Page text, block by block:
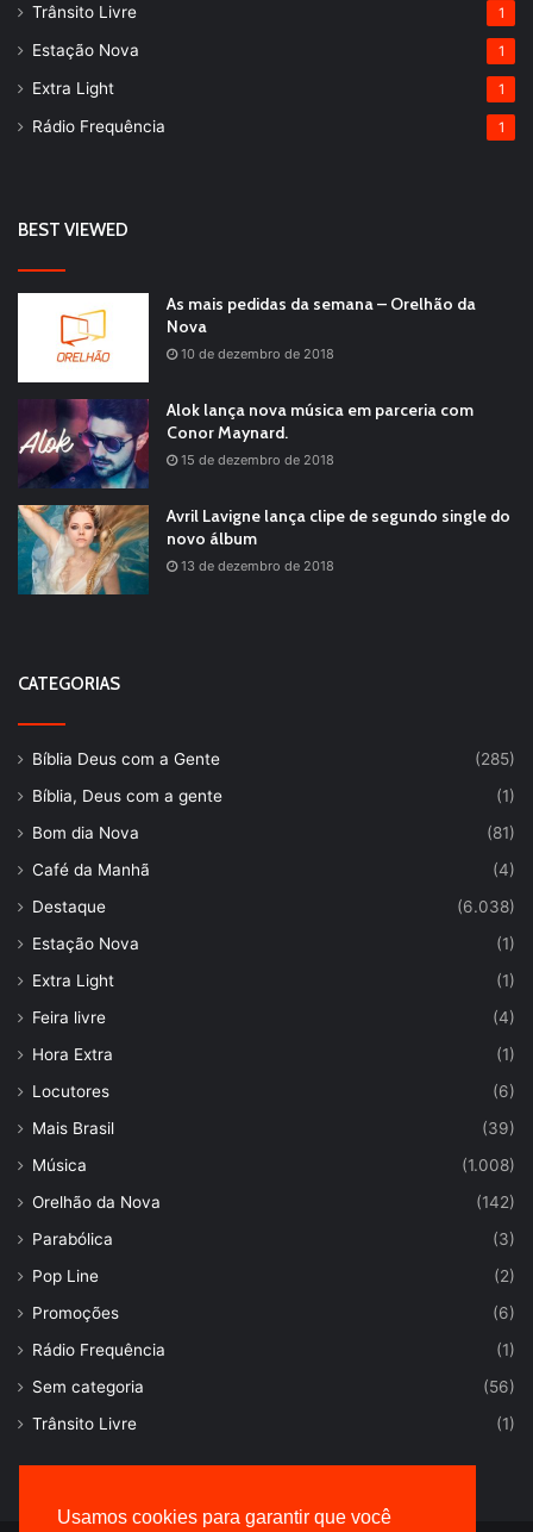
Usamos cookies para garantir que você
Trânsito Livre 1
Estação Nova 1
Extra Light 1
Rádio Frequência 1
BEST VIEWED
As mais pedidas da semana – Orelhão da
Nova
10 de dezembro de 2018
Alok lança nova música em parceria com
Conor Maynard.
15 de dezembro de 2018
Avril Lavigne lança clipe de segundo single do
novo álbum
13 de dezembro de 2018
CATEGORIAS
Bíblia Deus com a Gente
(285)
Bíblia, Deus com a gente
(1)
Bom dia Nova
(81)
Café da Manhã
(4)
Destaque
(6.038)
Estação Nova
(1)
Extra Light
(1)
Feira livre
(4)
Hora Extra
(1)
Locutores
(6)
Mais Brasil
(39)
Música
(1.008)
Orelhão da Nova
(142)
Parabólica
(3)
Pop Line
(2)
Promoções
(6)
Rádio Frequência
(1)
Sem categoria
(56)
Trânsito Livre
(1)